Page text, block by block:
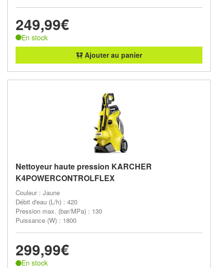
249,99€
En stock
Ajouter au panier
Nettoyeur haute pression KARCHER
K4POWERCONTROLFLEX
Couleur : Jaune
Débit d'eau (L/h) : 420
Pression max. (bar/MPa) : 130
Puissance (W) : 1800
299,99€
En stock